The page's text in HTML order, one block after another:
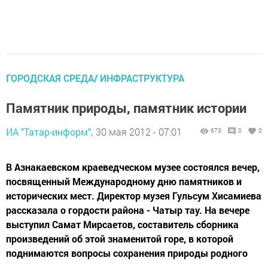
ГОРОДСКАЯ СРЕДА/ ИНФРАСТРУКТУРА
Памятник природы, памятник истории
ИА "Татар-информ", 30 мая 2012 - 07:01 673 0 0
В Азнакаевском краеведческом музее состоялся вечер,
посвященный Международному дню памятников и
исторических мест. Директор музея Гульсум Хисамиева
рассказала о гордости района - Чатыр тау. На вечере
выступил Самат Мирсаетов, составитель сборника
произведений об этой знаменитой горе, в которой
поднимаются вопросы сохранения природы родного